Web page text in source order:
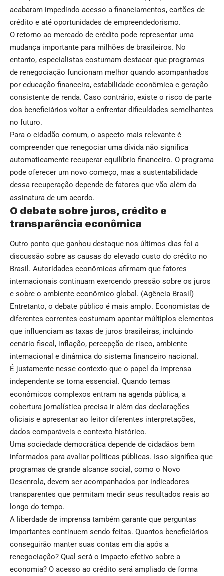
acabaram impedindo acesso a financiamentos, cartões de
crédito e até oportunidades de empreendedorismo.
O retorno ao mercado de crédito pode representar uma
mudança importante para milhões de brasileiros. No
entanto, especialistas costumam destacar que programas
de renegociação funcionam melhor quando acompanhados
por educação financeira, estabilidade econômica e geração
consistente de renda. Caso contrário, existe o risco de parte
dos beneficiários voltar a enfrentar dificuldades semelhantes
no futuro.
Para o cidadão comum, o aspecto mais relevante é
compreender que renegociar uma dívida não significa
automaticamente recuperar equilíbrio financeiro. O programa
pode oferecer um novo começo, mas a sustentabilidade
dessa recuperação depende de fatores que vão além da
assinatura de um acordo.
O debate sobre juros, crédito e
transparência econômica
Outro ponto que ganhou destaque nos últimos dias foi a
discussão sobre as causas do elevado custo do crédito no
Brasil. Autoridades econômicas afirmam que fatores
internacionais continuam exercendo pressão sobre os juros
e sobre o ambiente econômico global. (Agência Brasil )
Entretanto, o debate público é mais amplo. Economistas de
diferentes correntes costumam apontar múltiplos elementos
que influenciam as taxas de juros brasileiras, incluindo
cenário fiscal, inflação, percepção de risco, ambiente
internacional e dinâmica do sistema financeiro nacional.
É justamente nesse contexto que o papel da imprensa
independente se torna essencial. Quando temas
econômicos complexos entram na agenda pública, a
cobertura jornalística precisa ir além das declarações
oficiais e apresentar ao leitor diferentes interpretações,
dados comparáveis e contexto histórico.
Uma sociedade democrática depende de cidadãos bem
informados para avaliar políticas públicas. Isso significa que
programas de grande alcance social, como o Novo
Desenrola, devem ser acompanhados por indicadores
transparentes que permitam medir seus resultados reais ao
longo do tempo.
A liberdade de imprensa também garante que perguntas
importantes continuem sendo feitas. Quantos beneficiários
conseguirão manter suas contas em dia após a
renegociação? Qual será o impacto efetivo sobre a
economia? O acesso ao crédito será ampliado de forma